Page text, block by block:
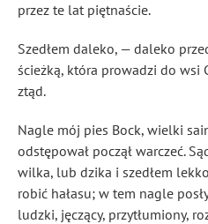
przez te lat piętnaście.
Szedłem daleko, — daleko
ścieżką, która prowadzi do
ztąd.
Nagle mój pies Bock, wielki
odstępował począł warczeć.
wilka, lub dzika i szedłem
robić hałasu; w tem nagle
ludzki, jęczący, przytłumiony,